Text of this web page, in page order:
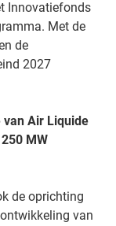
Innovatiefonds
Met de
de
2027
van Air Liquide
MW
de oprichting
van